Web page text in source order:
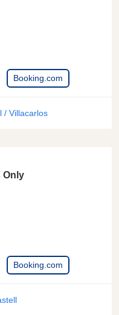
Booking.com
/ Villacarlos
Only
Booking.com